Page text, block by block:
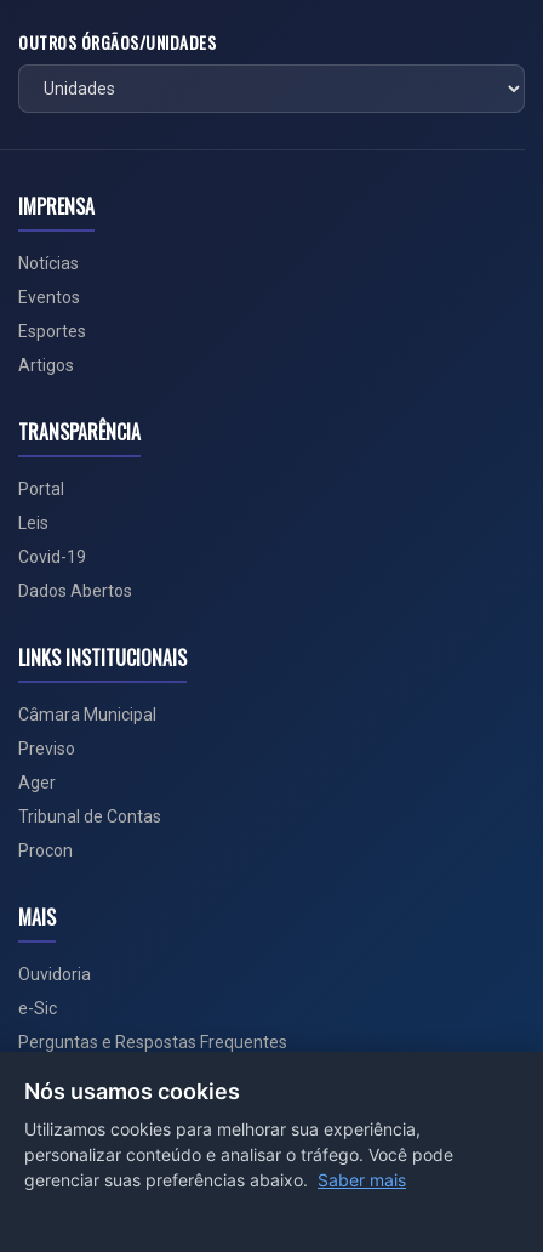
OUTROS ÓRGÃOS/UNIDADES
IMPRENSA
Notícias
Eventos
Esportes
Artigos
TRANSPARÊNCIA
Portal
Leis
Covid-19
Dados Abertos
LINKS INSTITUCIONAIS
Câmara Municipal
Previso
Ager
Tribunal de Contas
Procon
MAIS
Ouvidoria
e-Sic
Perguntas e Respostas Frequentes
PORTAL COVID-19
Nós usamos cookies
Utilizamos cookies para melhorar sua experiência,
personalizar conteúdo e analisar o tráfego. Você pode
gerenciar suas preferências abaixo. Saber mais